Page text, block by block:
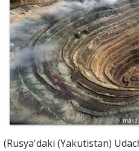
(Rusya'daki (Yakutistan)